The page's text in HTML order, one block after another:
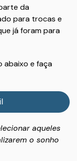
da
para trocas e
já foram para
abaixo e faça
aqueles
o sonho